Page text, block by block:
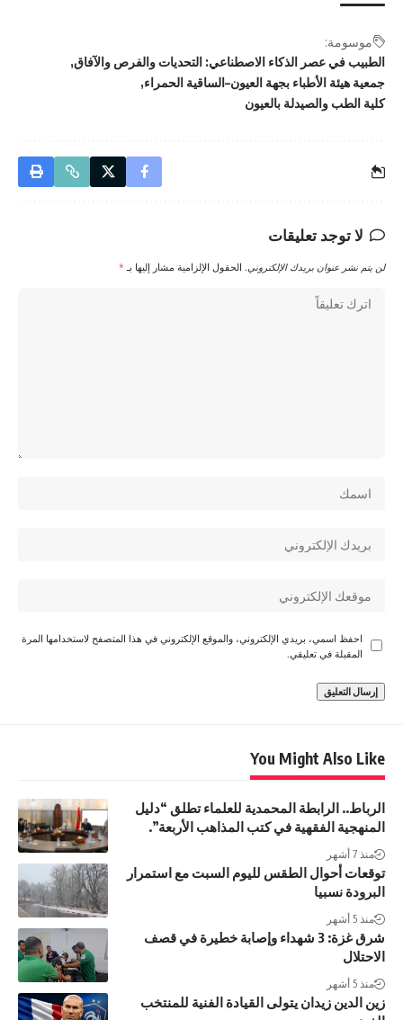
موسومة:
الطبيب في عصر الذكاء الاصطناعي: التحديات والفرص والآفاق
جمعية هيئة الأطباء بجهة العيون–الساقية الحمراء
كلية الطب والصيدلة بالعيون
لا توجد تعليقات
لن يتم نشر عنوان بريدك الإلكتروني. الحقول الإلزامية مشار إليها بـ *
احفظ اسمي، بريدي الإلكتروني، والموقع الإلكتروني في هذا المتصفح لاستخدامها المرة
المقبلة في تعليقي.
You Might Also Like
الرباط.. الرابطة المحمدية للعلماء تطلق “دليل
المنهجية الفقهية في كتب المذاهب الأربعة”.
منذ 7 أشهر
توقعات أحوال الطقس لليوم السبت مع استمرار
البرودة نسبيا
منذ 5 أشهر
شرق غزة: 3 شهداء وإصابة خطيرة في قصف
الاحتلال
منذ 5 أشهر
زين الدين زيدان يتولى القيادة الفنية للمنتخب